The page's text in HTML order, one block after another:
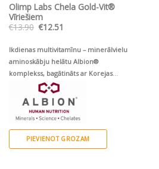
Olimp Labs Chela Gold-Vit®
Vīriešiem
€13.90 Original
€13.90.
€12.51
€12.51.
Ikdienas multivitamīnu – minerālvielu
aminoskābju helātu Albion®
komplekss, bagātināts ar Korejas
ženšeņ un augu ekstraktiem
mūsdienīga vīrieša veselībai
PIEVIENOT GROZAM